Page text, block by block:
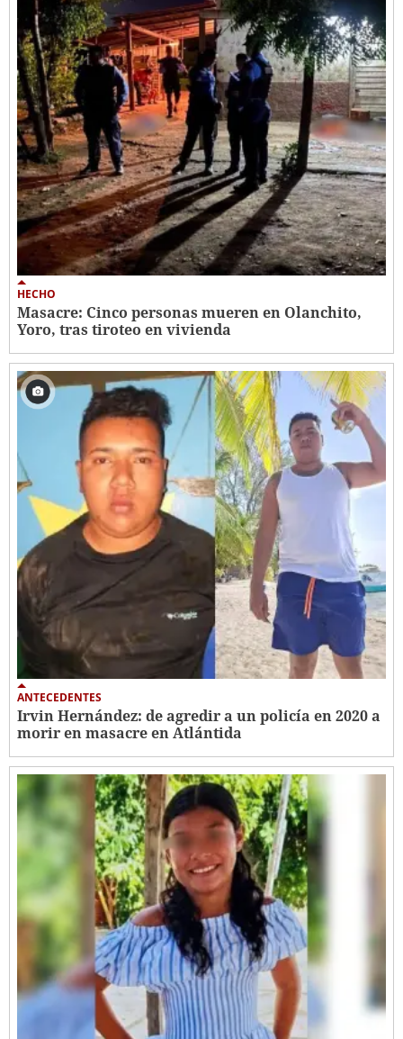
HECHO
Masacre: Cinco personas mueren en Olanchito,
Yoro, tras tiroteo en vivienda
ANTECEDENTES
Irvin Hernández: de agredir a un policía en 2020 a
morir en masacre en Atlántida